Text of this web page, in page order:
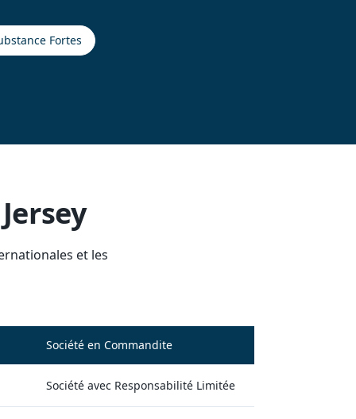
Fortes
et les
Société en Commandite
Société avec Responsabilité Limitée